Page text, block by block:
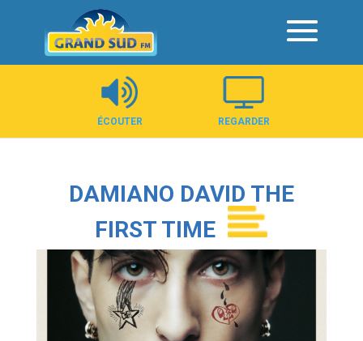
Panneau de gestion des cookies
ÉCOUTER REGARDER
DAMIANO DAVID THE
FIRST TIME